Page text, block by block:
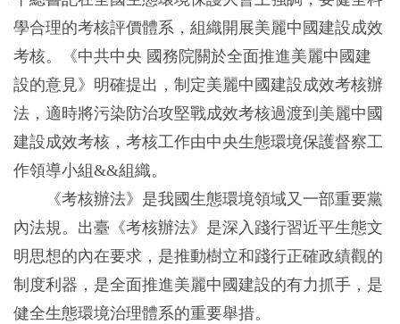
學合理的考核評價體系，組織開展美麗中國建設成效
考核。《中共中央 國務院關於全面推進美麗中國建
設的意見》明確提出，制定美麗中國建設成效考核辦
法，適時將污染防治攻堅戰成效考核過渡到美麗中國
建設成效考核，考核工作由中央生態環境保護督察工
作領導小組&&組織。
《考核辦法》是我國生態環境領域又一部重要黨
內法規。出臺《考核辦法》是深入踐行習近平生態文
明思想的內在要求，是推動樹立和踐行正確政績觀的
制度利器，是全面推進美麗中國建設的有力抓手，是
健全生態環境治理體系的重要舉措。